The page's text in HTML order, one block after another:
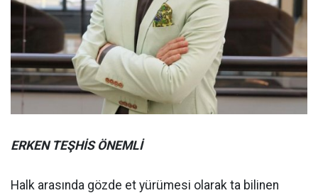
ERKEN TEŞHİS ÖNEMLİ
Halk arasında gözde et yürümesi olarak ta bilinen